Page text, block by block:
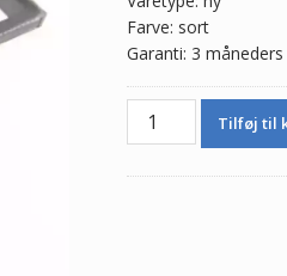
Farve: sort
Garanti: 3 måneders
Ægte
batteri
Tilføj til